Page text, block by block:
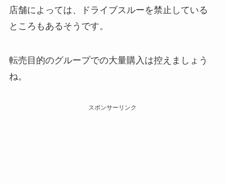
店舗によっては、ドライブスルーを禁止している
ところもあるそうです。
転売目的のグループでの大量購入は控えましょう
ね。
スポンサーリンク